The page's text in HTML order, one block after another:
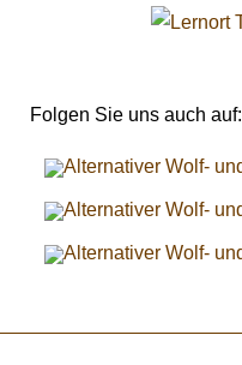
Folgen Sie uns auch auf: